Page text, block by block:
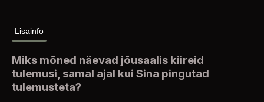
Lisainfo
Miks mõned näevad jõusaalis kiireid
tulemusi, samal ajal kui Sina pingutad
tulemusteta?